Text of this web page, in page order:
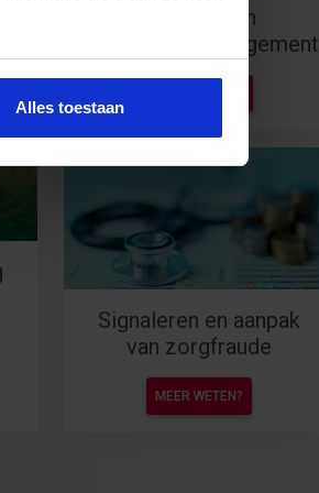
Alles toestaan
Strategisch
programmamanagement
Signaleren en aanpak
van zorgfraude
MEER WETEN?